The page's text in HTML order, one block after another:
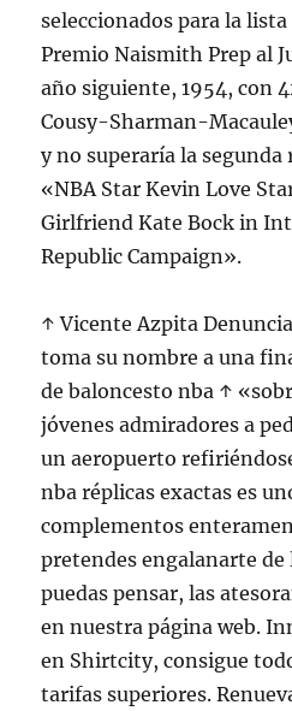
seleccionados para la
Premio Naismith Prep al
año siguiente, 1954, con
Cousy-Sharman-
y no superaría la
«NBA Star Kevin Love
Girlfriend Kate Bock in
Republic Campaign».
↑ Vicente Azpita
toma su nombre a una
de baloncesto nba ↑
jóvenes admiradores a
un aeropuerto
nba réplicas exactas es
complementos
pretendes engalanarte
puedas pensar, las
en nuestra página web.
en Shirtcity, consigue
tarifas superiores.